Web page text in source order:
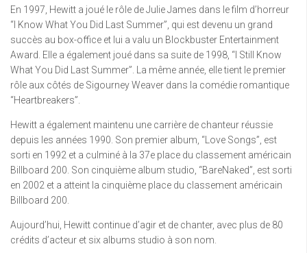
En 1997, Hewitt a joué le rôle de Julie James dans le film d’horreur
“I Know What You Did Last Summer”, qui est devenu un grand
succès au box-office et lui a valu un Blockbuster Entertainment
Award. Elle a également joué dans sa suite de 1998, “I Still Know
What You Did Last Summer”. La même année, elle tient le premier
rôle aux côtés de Sigourney Weaver dans la comédie romantique
“Heartbreakers”.
Hewitt a également maintenu une carrière de chanteur réussie
depuis les années 1990. Son premier album, “Love Songs”, est
sorti en 1992 et a culminé à la 37e place du classement américain
Billboard 200. Son cinquième album studio, “BareNaked”, est sorti
en 2002 et a atteint la cinquième place du classement américain
Billboard 200.
Aujourd’hui, Hewitt continue d’agir et de chanter, avec plus de 80
crédits d’acteur et six albums studio à son nom.